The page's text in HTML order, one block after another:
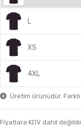
L
XS
4XL
Üretim ürünüdür.
Fiyatlara KDV dahil